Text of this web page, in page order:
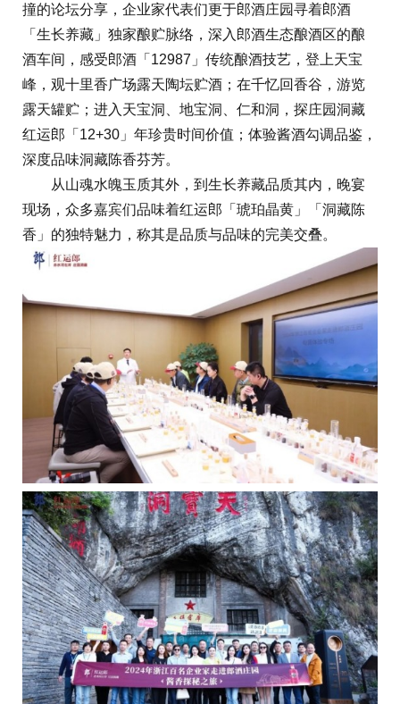
撞的论坛分享，企业家代表们更于郎酒庄园寻着郎酒
「生长养藏」独家酿贮脉络，深入郎酒生态酿酒区的酿
酒车间，感受郎酒「12987」传统酿酒技艺，登上天宝
峰，观十里香广场露天陶坛贮酒；在千忆回香谷，游览
露天罐贮；进入天宝洞、地宝洞、仁和洞，探庄园洞藏
红运郎「12+30」年珍贵时间价值；体验酱酒勾调品鉴，
深度品味洞藏陈香芬芳。
从山魂水魄玉质其外，到生长养藏品质其内，晚宴
现场，众多嘉宾们品味着红运郎「琥珀晶黄」「洞藏陈
香」的独特魅力，称其是品质与品味的完美交叠。